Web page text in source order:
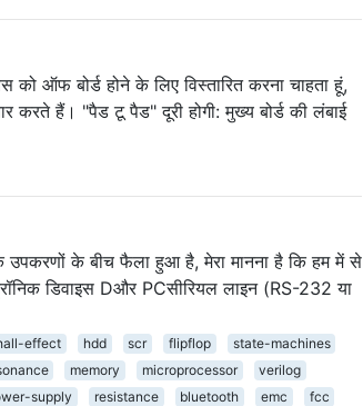
ऑफ बोर्ड होने के लिए विस्तारित करना चाहता हूं,
करते हैं। "पैड टू पैड" दूरी होगी: मुख्य बोर्ड की लंबाई
के बीच फैला हुआ है, मेरा मानना ​​है कि हम में से
डिवाइस Dऔर PCसीरियल लाइन (RS-232 या
effect hdd scr flipflop
state-machines
memory microprocessor
verilog
supply resistance bluetooth emc
fcc